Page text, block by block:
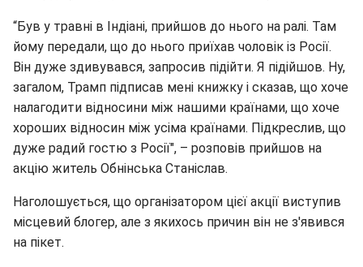
“Був у травні в Індіані, прийшов до нього на ралі. Там
йому передали, що до нього приїхав чоловік із Росії.
Він дуже здивувався, запросив підійти. Я підійшов. Ну,
загалом, Трамп підписав мені книжку і сказав, що хоче
налагодити відносини між нашими країнами, що хоче
хороших відносин між усіма країнами. Підкреслив, що
дуже радий гостю з Росії", – розповів прийшов на
акцію житель Обнінська Станіслав.
Наголошується, що організатором цієї акції виступив
місцевий блогер, але з якихось причин він не з'явився
на пікет.